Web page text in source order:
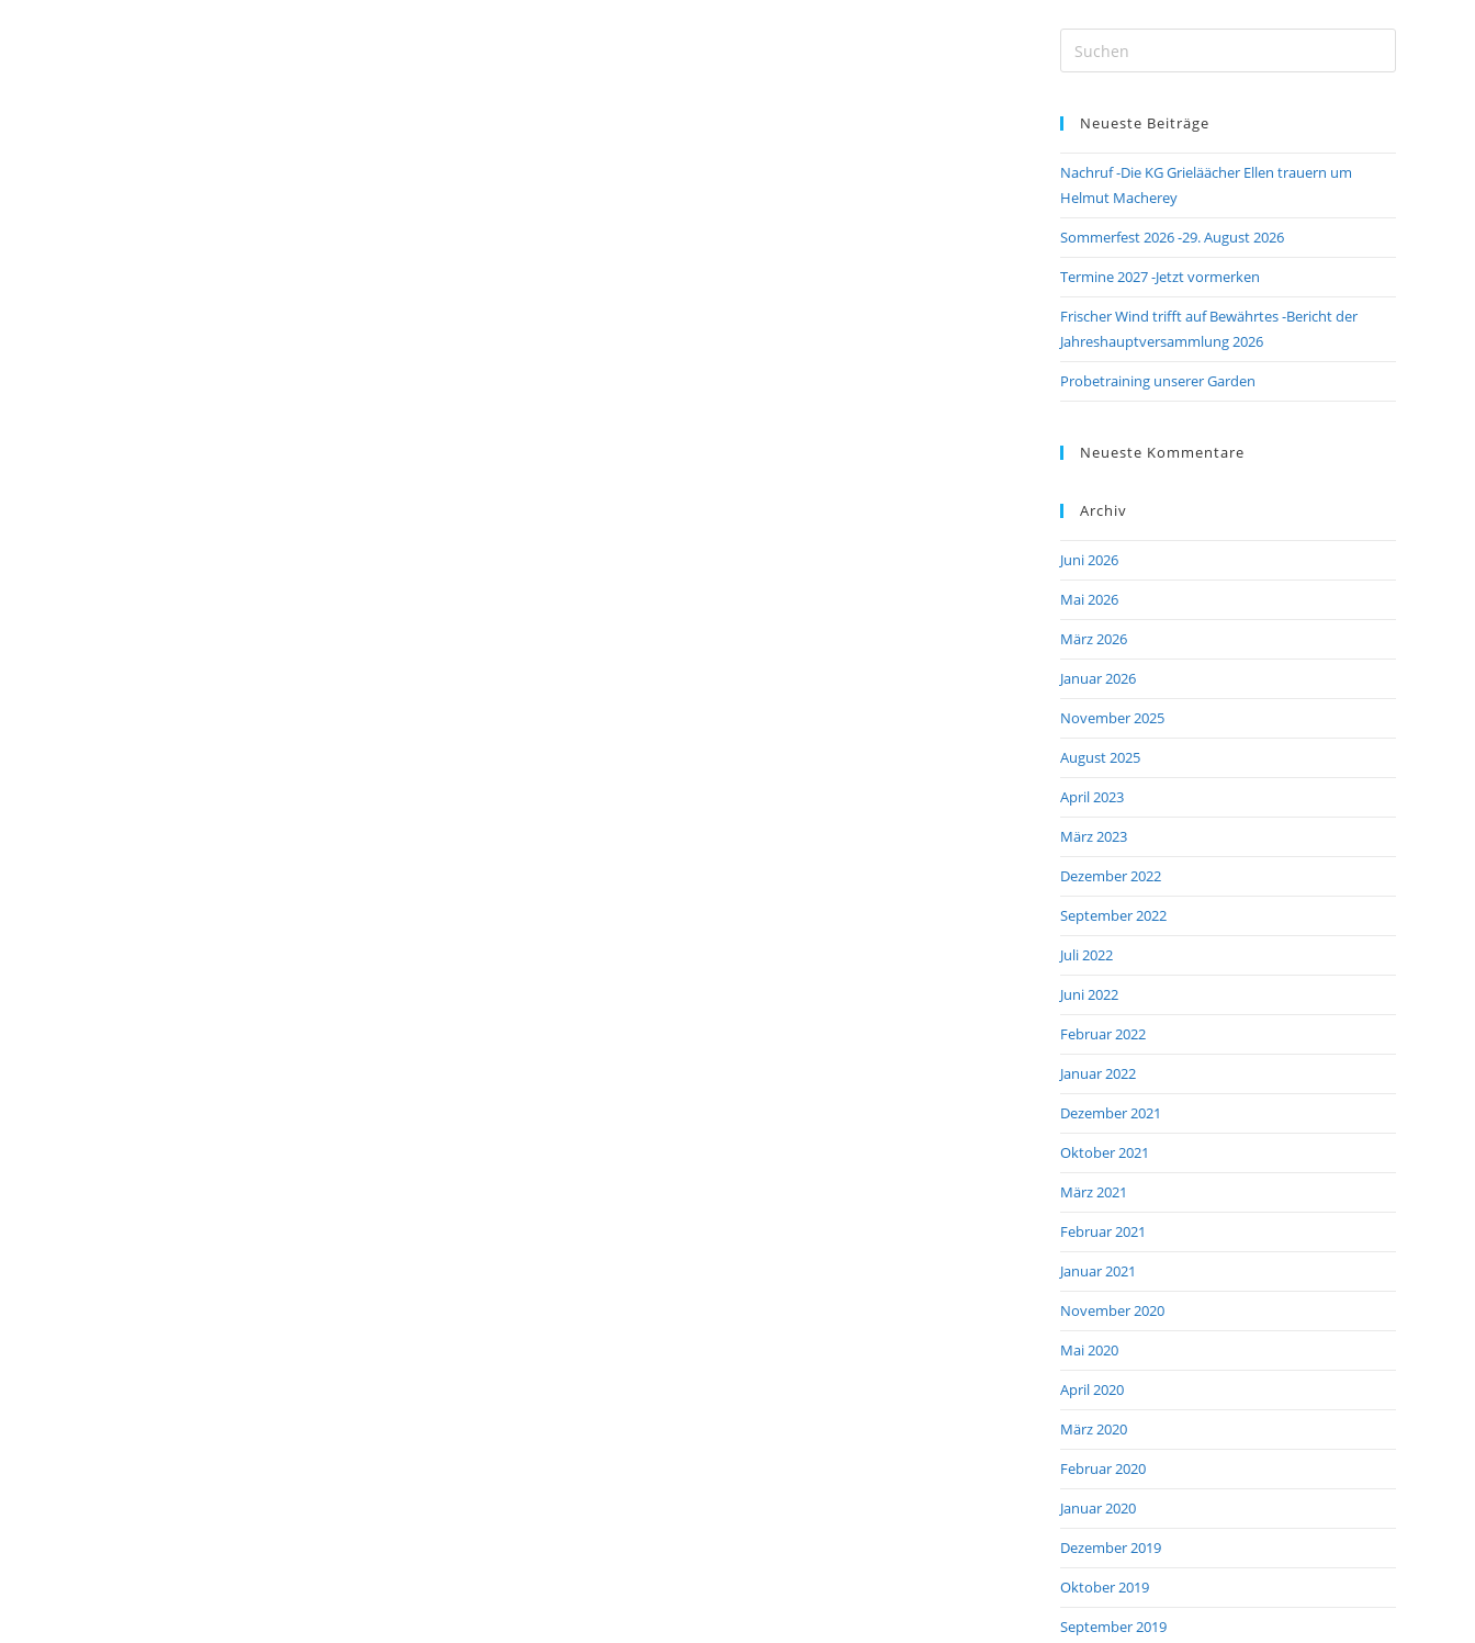
Escape
Neueste Beiträge
Nachruf -Die KG Grieläächer Ellen trauern um
Helmut Macherey
Sommerfest 2026 -29. August 2026
Termine 2027 -Jetzt vormerken
Frischer Wind trifft auf Bewährtes -Bericht der
Jahreshauptversammlung 2026
Probetraining unserer Garden
Neueste Kommentare
Archiv
Juni 2026
Mai 2026
März 2026
Januar 2026
November 2025
August 2025
April 2023
März 2023
Dezember 2022
September 2022
Juli 2022
Juni 2022
Februar 2022
Januar 2022
Dezember 2021
Oktober 2021
März 2021
Februar 2021
Januar 2021
November 2020
Mai 2020
April 2020
März 2020
Februar 2020
Januar 2020
Dezember 2019
Oktober 2019
September 2019